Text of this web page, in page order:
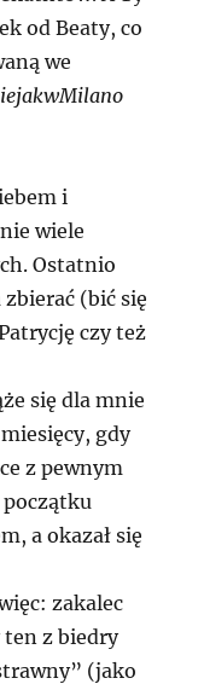
od Beaty, co
we
i
wiele
Ostatnio
zbierać (bić się
czy też
się dla mnie
gdy
z pewnym
początku
a okazał się
zakalec
ten z biedry
(jako